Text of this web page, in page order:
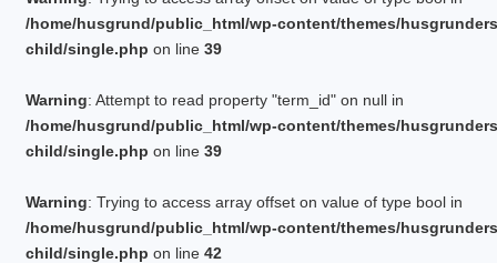
/home/husgrund/public_html/wp-content/themes/
child/single.php on line 39
Warning: Attempt to read property "term_id" on null in
/home/husgrund/public_html/wp-content/themes/
child/single.php on line 39
Warning: Trying to access array offset on value of type bool in
/home/husgrund/public_html/wp-content/themes/
child/single.php on line 42